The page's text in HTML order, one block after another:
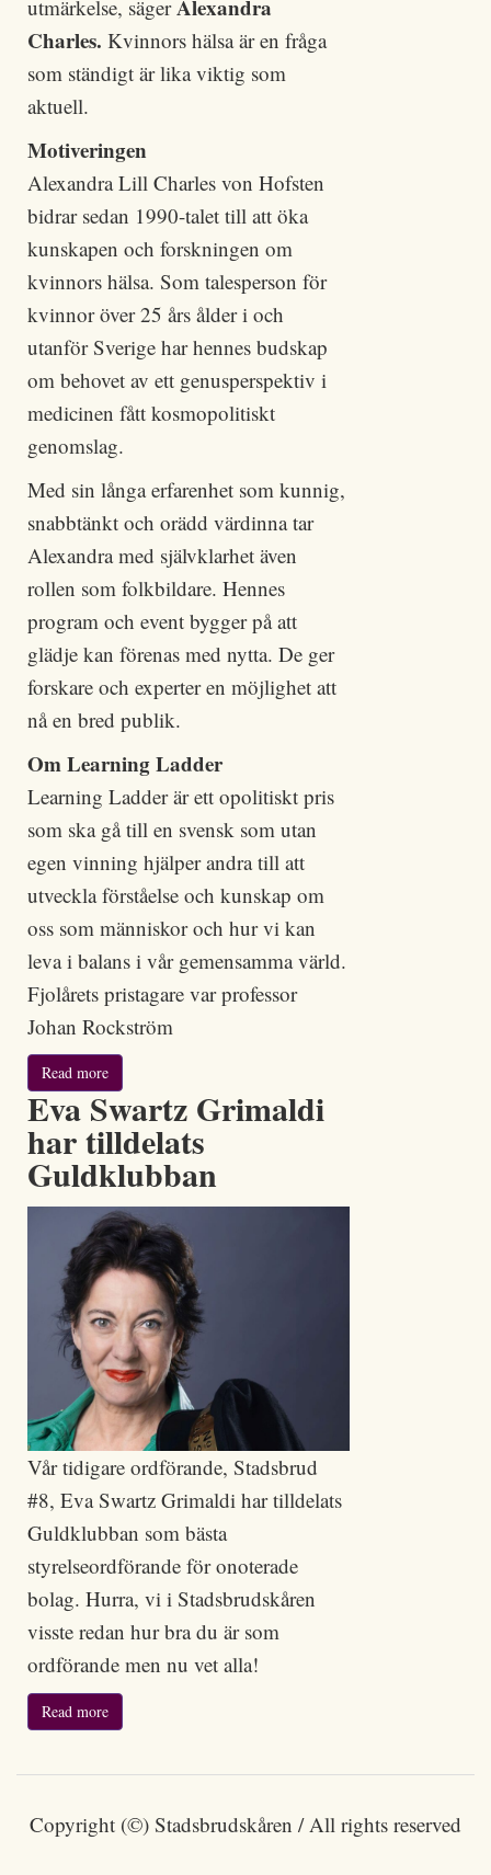
utmärkelse, sägerAlexandra
Charles. Kvinnors hälsa är en fråga
som ständigt är lika viktig som
aktuell.
Motiveringen
Alexandra Lill Charles von Hofsten
bidrar sedan 1990-talet till att öka
kunskapen och forskningen om
kvinnors hälsa. Som talesperson för
kvinnor över 25 års ålder i och
utanför Sverige har hennes budskap
om behovet av ett genusperspektiv i
medicinen fått kosmopolitiskt
genomslag.
Med sin långa erfarenhet som kunnig,
snabbtänkt och orädd värdinna tar
Alexandra med självklarhet även
rollen som folkbildare. Hennes
program och event bygger på att
glädje kan förenas med nytta. De ger
forskare och experter en möjlighet att
nå en bred publik.
Om Learning Ladder
Learning Ladder är ett opolitiskt pris
som ska gå till en svensk som utan
egen vinning hjälper andra till att
utveckla förståelse och kunskap om
oss som människor och hur vi kan
leva i balans i vår gemensamma värld.
Fjolårets pristagare var professor
Johan Rockström
Read more
Eva Swartz Grimaldi
har tilldelats
Guldklubban
Vår tidigare ordförande, Stadsbrud
#8, Eva Swartz Grimaldi har tilldelats
Guldklubban som bästa
styrelseordförande för onoterade
bolag. Hurra, vi i Stadsbrudskåren
visste redan hur bra du är som
ordförande men nu vet alla!
Read more
Copyright (©) Stadsbrudskåren / All rights reserved